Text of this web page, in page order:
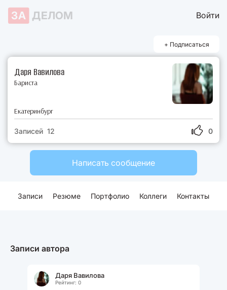
ЗА ДЕЛОМ Войти
+ Подписаться
Даря Вавилова
Бариста
Екатеринбург
0
Записей 12
Написать сообщение
Записи Резюме Портфолио Коллеги Контакты
Записи автора
Даря Вавилова
Рейтинг: 0